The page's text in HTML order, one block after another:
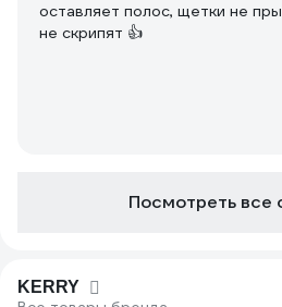
оставляет полос, щетки не
не скрипят 👍
Посмотреть все
KERRY